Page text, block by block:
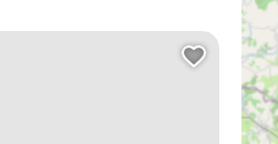
Stand-up Paddle